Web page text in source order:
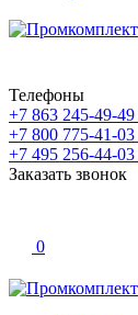
Телефоны
+7 863 245-49-49
+7 800 775-41-03
+7 495 256-44-03
Заказать звонок
0